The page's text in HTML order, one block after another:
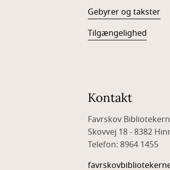
Gebyrer og takster
Tilgængelighed
Kontakt
Favrskov
Skovvej 18 - 8382
Telefon: 8964 1455